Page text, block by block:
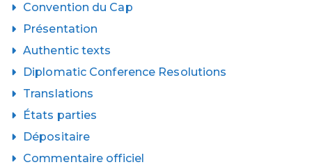
Convention du Cap
Présentation
Authentic texts
Diplomatic Conference Resolutions
Translations
États parties
Dépositaire
Commentaire officiel